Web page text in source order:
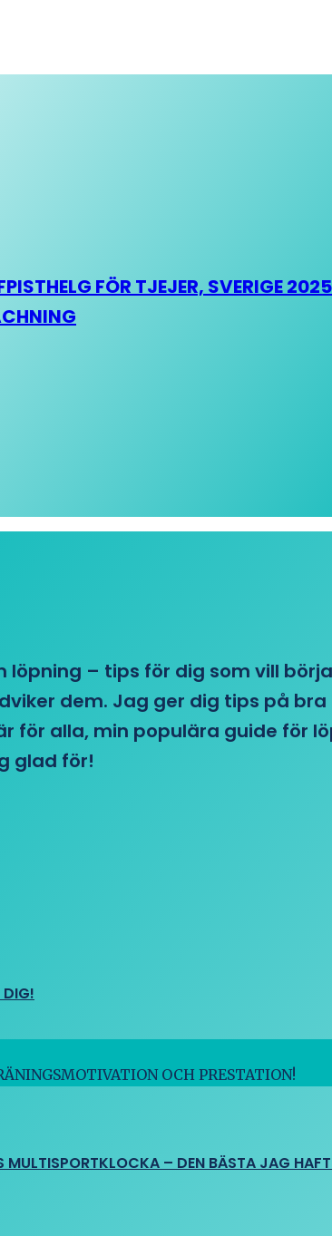
FÖR TJEJER, SVERIGE 2025
– tips för dig som vill
dem. Jag ger dig tips på
för alla, min populära guide för
glad för!
DIG!
OCH PRESTATION!
MULTISPORTKLOCKA – DEN BÄSTA JAG